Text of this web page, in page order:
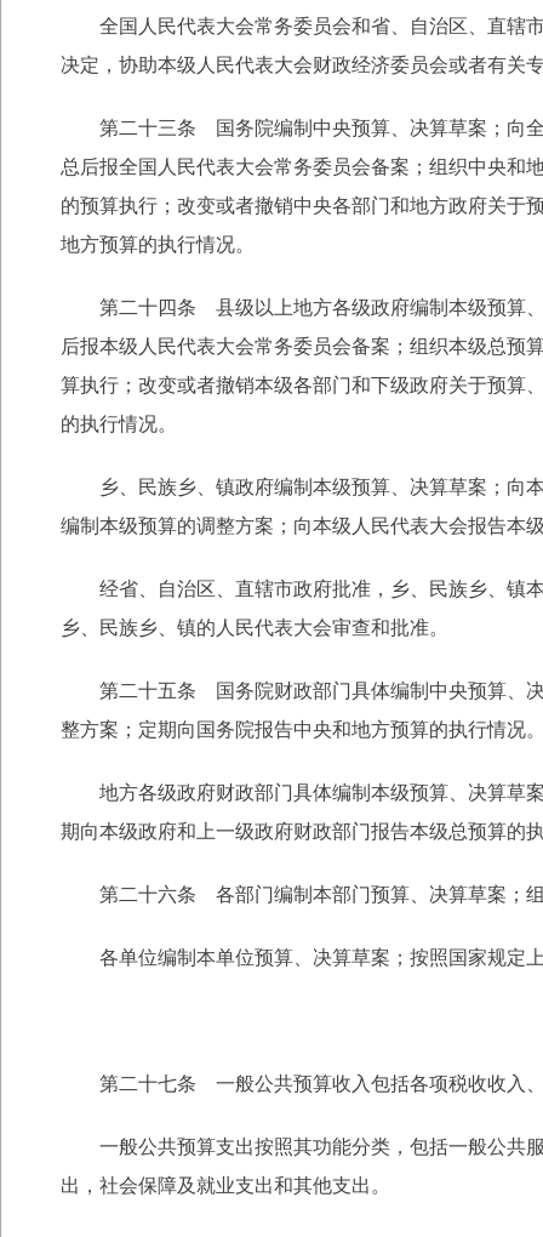
全国人民代表大会常务委员会和省、自治区、直辖市
决定，协助本级人民代表大会财政经济委员会或者有关
第二十三条 国务院编制中央预算、决算草案；向全
总后报全国人民代表大会常务委员会备案；组织中央和
的预算执行；改变或者撤销中央各部门和地方政府关于
地方预算的执行情况。
第二十四条 县级以上地方各级政府编制本级预算、
后报本级人民代表大会常务委员会备案；组织本级总预
算执行；改变或者撤销本级各部门和下级政府关于预算
的执行情况。
乡、民族乡、镇政府编制本级预算、决算草案；向本
编制本级预算的调整方案；向本级人民代表大会报告本
经省、自治区、直辖市政府批准，乡、民族乡、镇本
乡、民族乡、镇的人民代表大会审查和批准。
第二十五条 国务院财政部门具体编制中央预算、决
整方案；定期向国务院报告中央和地方预算的执行情况
地方各级政府财政部门具体编制本级预算、决算草案
期向本级政府和上一级政府财政部门报告本级总预算的
第二十六条 各部门编制本部门预算、决算草案；组
各单位编制本单位预算、决算草案；按照国家规定
第二十七条 一般公共预算收入包括各项税收收入、
一般公共预算支出按照其功能分类，包括一般公共服
出，社会保障及就业支出和其他支出。